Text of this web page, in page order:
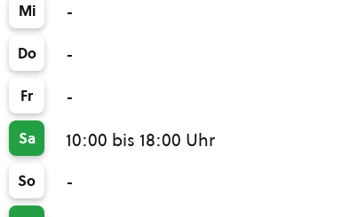
Mi -
Do -
Fr -
Sa 10:00 bis 18:00 Uhr
So -